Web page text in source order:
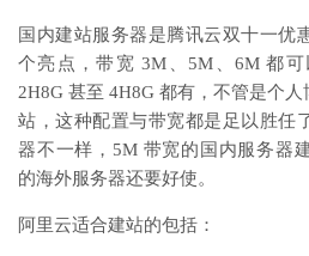
国内建站服务器是腾讯云双十一优
个亮点，带宽 3M 、 5M 、 6M都可
2H8G 甚至 4H8G 都有，不管是个人
站，这种配置与带宽都是足以胜任
器不一样， 5M 带宽的国内服务器
的海外服务器还要好使。
阿里云适合建站的包括：